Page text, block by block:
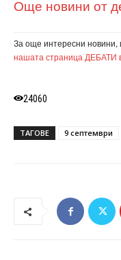
Още новини от
За още интересни новини,
нашата страница ДЕБАТИ
24060
ТАГОВЕ 9 септември